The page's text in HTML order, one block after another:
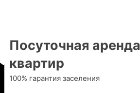
Посуточная аренда
квартир
100% гарантия заселения